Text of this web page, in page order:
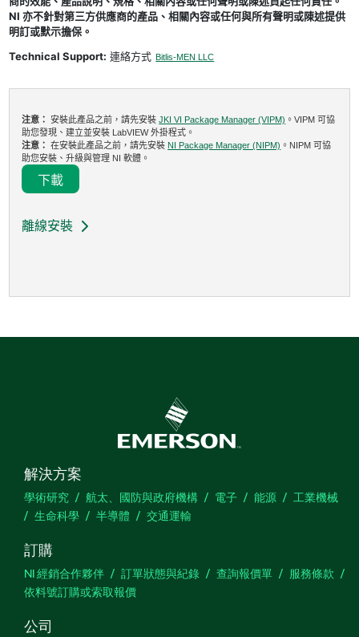
NI 亦不針對第三方供應商的產品、相關內容或任何與所有聲明或陳述提供
明訂或默示擔保。
Technical Support: 連絡方式 Bitlis-MEN LLC
注意：安裝此產品之前，請先安裝JKI VI Package Manager (VIPM) 。VIPM 可協
助您發現、建立並安裝 LabVIEW 外掛程式。
注意：在安裝此產品之前，請先安裝 NI Package Manager (NIPM) 。NIPM 可協
助您安裝、升級與管理 NI 軟體。
下載
離線安裝
解決方案
學術研究 航太、國防與政府機構 電子 能源
工業機械
生命科學
半導體 交通運輸
訂購
NI 經銷合作夥伴 訂單狀態與紀錄 查詢報價單
服務條款
依料號訂購或索取報價
公司